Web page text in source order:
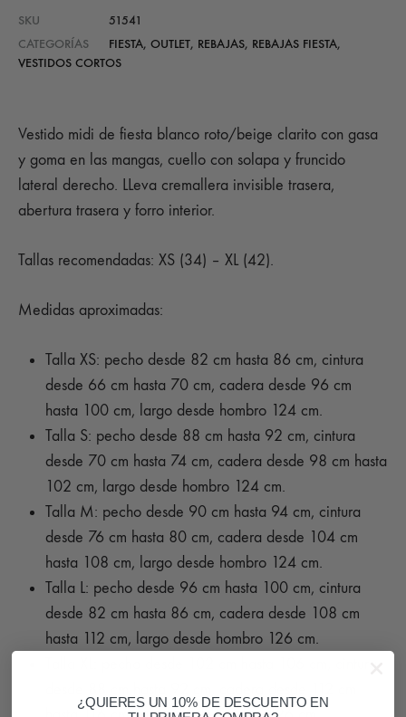
SKU
51541
CATEGORÍAS
FIESTA, OUTLET, REBAJAS, REBAJAS FIESTA,
VESTIDOS CORTOS
Vestido midi de fiesta blanco roto/beige clarito con gasa
y goma en las mangas, cuello con solapa y fruncido
lateral derecho. LLeva cremallera invisible trasera,
abertura trasera y forro interior.
Tallas recomendadas: XS (34) – XL (42).
Medidas aproximadas:
Talla XS: pecho desde 82 cm hasta 86 cm, cintura
desde 66 cm hasta 70 cm, cadera desde 96 cm
hasta 100 cm, largo desde hombro 124 cm.
Talla S: pecho desde 88 cm hasta 92 cm, cintura
desde 70 cm hasta 74 cm, cadera desde 98 cm hasta
102 cm, largo desde hombro 124 cm.
Talla M: pecho desde 90 cm hasta 94 cm, cintura
desde 76 cm hasta 80 cm, cadera desde 104 cm
hasta 108 cm, largo desde hombro 124 cm.
Talla L: pecho desde 96 cm hasta 100 cm, cintura
desde 82 cm hasta 86 cm, cadera desde 108 cm
hasta 112 cm, largo desde hombro 126 cm.
¿QUIERES UN 10% DE DESCUENTO EN